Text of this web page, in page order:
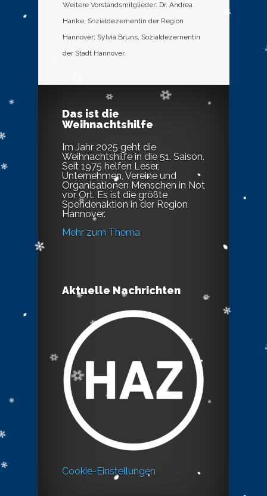
Weitere Vorstandsmitglieder: Dr. Andrea
Hanke, Sozialdezernentin der Region
Hannover; Sylvia Bruns, Sozialdezernentin
der Stadt Hannover.
Das ist die
Weihnachtshilfe
Im Jahr 2025 geht die
Weihnachtshilfe in die 51. Saison.
Seit 1975 helfen Leser,
Unternehmen, Vereine und
Organisationen Menschen in Not
vor Ort. Es ist die größte
Spendenaktion in der Region
Hannover.
Mehr zum Thema
Aktuelle Nachrichten
Cookie-Einstellungen